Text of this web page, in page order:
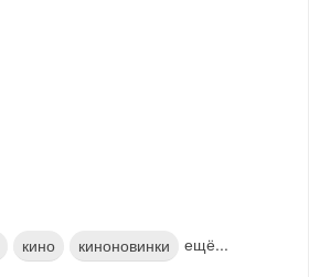
кино киноновинки ещё...